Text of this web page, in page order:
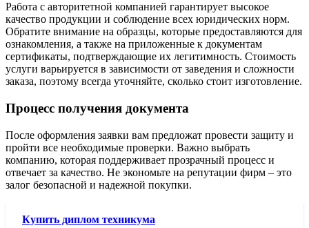
Работа с авторитетной компанией гарантирует высокое
качество продукции и соблюдение всех юридических норм.
Обратите внимание на образцы, которые предоставляются для
ознакомления, а также на приложенные к документам
сертификаты, подтверждающие их легитимность. Стоимость
услуги варьируется в зависимости от заведения и сложности
заказа, поэтому всегда уточняйте, сколько стоит изготовление.
Процесс получения документа
После оформления заявки вам предложат провести защиту и
пройти все необходимые проверки. Важно выбрать
компанию, которая поддерживает прозрачный процесс и
отвечает за качество. Не экономьте на репутации фирм – это
залог безопасной и надежной покупки.
Купить диплом техникума